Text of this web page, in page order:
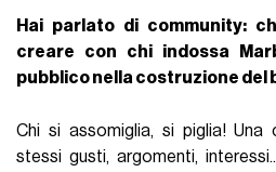
Hai parlato di community:
creare con chi indossa
pubblico nella costruzione del
Chi si assomiglia, si piglia! Una
stessi gusti, argomenti,